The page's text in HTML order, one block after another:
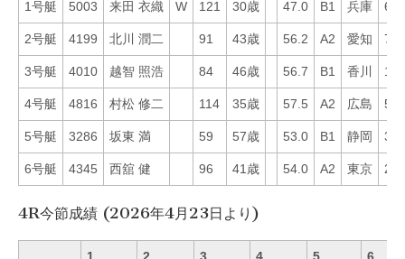
1号艇 5003 来田 衣織 W 121 30歳 47.0 B1 兵庫 69
2号艇 4199 北川 潤二 91 43歳 56.2 A2 愛知 74
3号艇 4010 越智 照浩 84 46歳 56.7 B1 香川 15
4号艇 4816 村松 修二 114 35歳 57.5 A2 広島 52
5号艇 3286 坂東 満 59 57歳 53.0 B1 静岡 31
6号艇 4345 西舘 健 96 41歳 54.0 A2 東京 29
4R今節成績 (2026年4月23日より)